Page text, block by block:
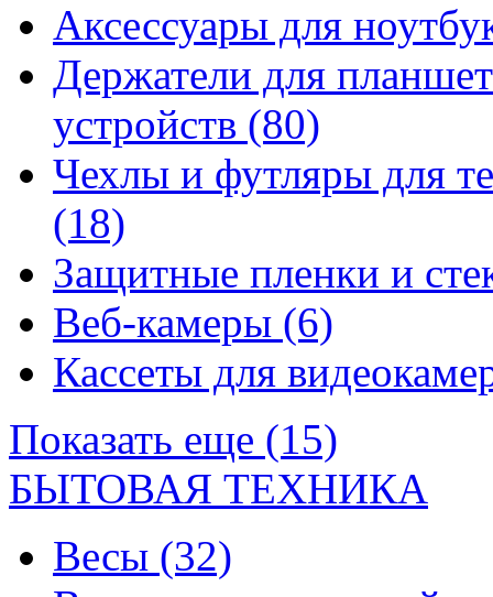
Аксессуары для
Держатели для
устройств (80)
Чехлы и футляры для
(18)
Защитные пленки и
Веб-камеры (6)
Кассеты для
Показать еще (15)
БЫТОВАЯ ТЕХНИКА
Весы (32)